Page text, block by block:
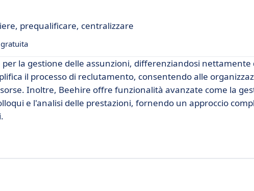
prequalificare, centralizzare
la gestione delle assunzioni, differenziandosi nettamente
il processo di reclutamento, consentendo alle
Inoltre, Beehire offre funzionalità avanzate come la
e l'analisi delle prestazioni, fornendo un approccio